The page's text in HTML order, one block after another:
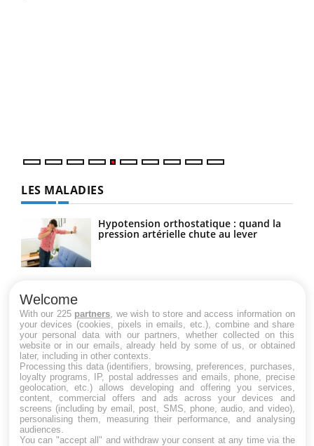
LES MALADIES
Hypotension orthostatique : quand la
pression artérielle chute au lever
Maladie de Charcot (Sclérose latérale
amyotrophique)
Welcome
With our 225 partners , we wish to store and access information on
your devices (cookies, pixels in emails, etc.), combine and share
your personal data with our partners, whether collected on this
website or in our emails, already held by some of us, or obtained
later, including in other contexts.
Processing this data (identifiers, browsing, preferences, purchases,
loyalty programs, IP, postal addresses and emails, phone, precise
geolocation, etc.) allows developing and offering you services,
content, commercial offers and ads across your devices and
screens (including by email, post, SMS, phone, audio, and video),
personalising them, measuring their performance, and analysing
audiences.
You can "accept all" and withdraw your consent at any time via the